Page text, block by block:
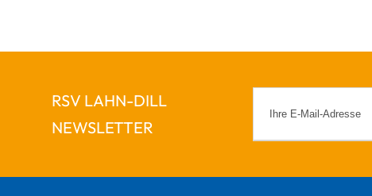
RSV LAHN-DILL
NEWSLETTER